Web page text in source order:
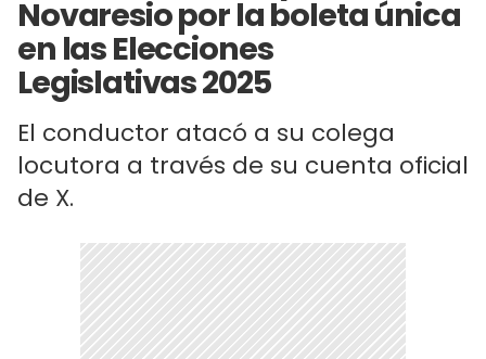
Novaresio por la boleta única
en las Elecciones
Legislativas 2025
El conductor atacó a su colega
locutora a través de su cuenta oficial
de X.